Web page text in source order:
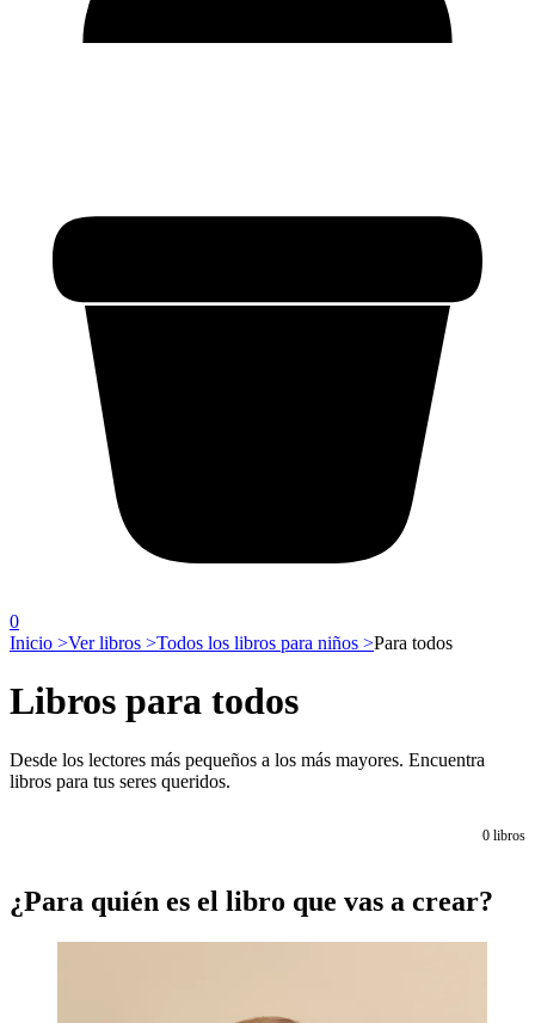
0
Inicio >Ver libros >Todos los libros para niños >Para todos
Libros para todos
Desde los lectores más pequeños a los más mayores. Encuentra
libros para tus seres queridos.
0 libros
¿Para quién es el libro que vas a crear?